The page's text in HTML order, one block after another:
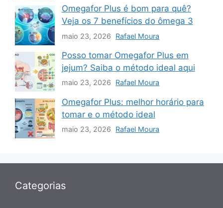
Omegafor Plus é bom para quê?
Veja os 7 benefícios do ômega 3
maio 23, 2026 Rafael Moura
Posso tomar Omegafor Plus em
jejum? Saiba o método ideal aqui
maio 23, 2026 Rafael Moura
Omegafor Plus: melhor horário para
tomar e o método ideal
maio 23, 2026 Rafael Moura
Categorias